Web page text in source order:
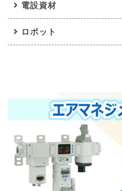
電設資材
ロボット